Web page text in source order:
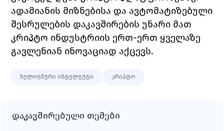
ადამიანის მიზნებისა და ავტომატიზებული
შესრულების დაკავშირების უნარი მათ
კრიპტო ინდუსტრიის ერთ-ერთ ყველაზე
გავლენიან ინოვაციად აქცევს.
ხელოვნური ინტელექტი კრიპტო
დაკავშირებული თემები